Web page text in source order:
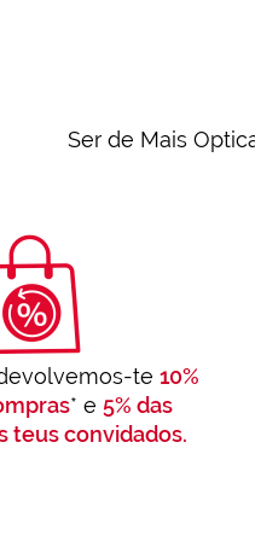
Ser de Mais
te10%
* e 5% das
teus convidados.